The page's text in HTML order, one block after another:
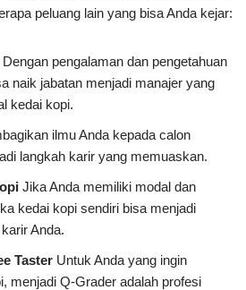
peluang lain yang bisa Anda kejar:
Dengan pengalaman dan pengetahuan
naik jabatan menjadi manajer yang
kedai kopi.
ilmu Anda kepada calon
langkah karir yang memuaskan.
Jika Anda memiliki modal dan
kedai kopi sendiri bisa menjadi
Anda.
Taster Untuk Anda yang ingin
menjadi Q-Grader adalah profesi